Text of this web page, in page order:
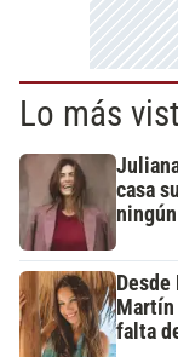
Lo más
casa
Desde
Martín
falta